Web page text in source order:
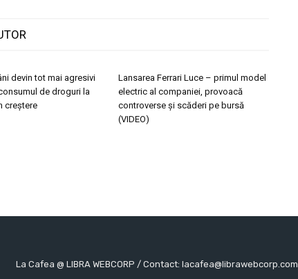
devin tot mai agresivi
de droguri la
creștere
Lansarea Ferrari Luce – primul model
electric al companiei, provoacă
controverse și scăderi pe bursă
(VIDEO)
La Cafea @ LIBRA WEBCORP / Contact: lacafea@librawebcorp.com